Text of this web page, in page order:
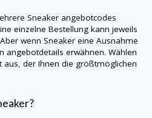
Sneaker angebotcodes
einzelne Bestellung kann jeweils
wenn Sneaker eine Ausnahme
angebotdetails erwähnen. Wählen
aus, der Ihnen die größtmöglichen